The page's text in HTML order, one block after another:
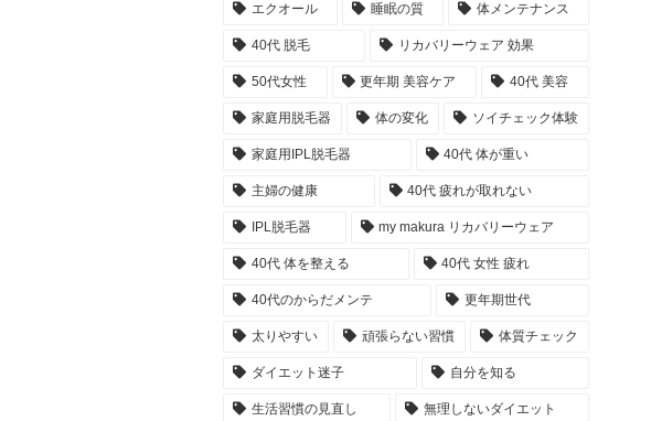
エクオール 睡眠の質 体メンテナンス
40代 脱毛 リカバリーウェア 効果
50代女性 更年期 美容ケア 40代 美容
家庭用脱毛器 体の変化 ソイチェック体験
家庭用IPL脱毛器 40代 体が重い
主婦の健康 40代 疲れが取れない
IPL脱毛器 my makura リカバリーウェア
40代 体を整える 40代 女性 疲れ
40代のからだメンテ 更年期世代
太りやすい 頑張らない習慣 体質チェック
ダイエット迷子 自分を知る
生活習慣の見直し 無理しないダイエット